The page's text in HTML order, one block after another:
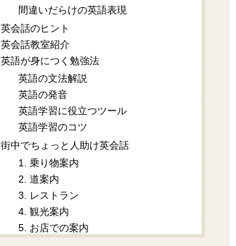
間違いだらけの英語表現
英会話のヒント
英会話教室紹介
英語が身につく勉強法
英語の文法解説
英語の発音
英語学習に役立つツール
英語学習のコツ
街中でちょっと人助け英会話
1. 乗り物案内
2. 道案内
3. レストラン
4. 観光案内
5. お店での案内